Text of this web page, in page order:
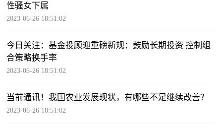
性骚女下属
2023-06-26 18:51:02
今日关注：基金投顾迎重磅新规：鼓励长期投资 控制组
合策略换手率
2023-06-26 18:51:02
当前通讯！我国农业发展现状，有哪些不足继续改善？
2023-06-26 18:51:02